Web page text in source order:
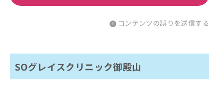
コンテンツの誤りを送信する
SOグレイスクリニック御殿山